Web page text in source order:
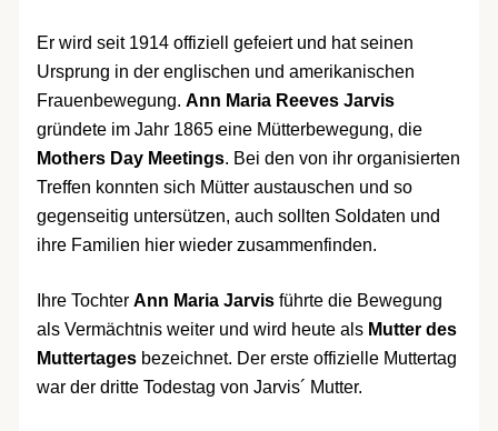
Er wird seit 1914 offiziell gefeiert und hat seinen
Ursprung in der englischen und amerikanischen
Frauenbewegung. Ann Maria Reeves Jarvis
gründete im Jahr 1865 eine Mütterbewegung, die
Mothers Day Meetings. Bei den von ihr organisierten
Treffen konnten sich Mütter austauschen und so
gegenseitig untersützen, auch sollten Soldaten und
ihre Familien hier wieder zusammenfinden.
Ihre Tochter Ann Maria Jarvisführte die Bewegung
als Vermächtnis weiter und wird heute als Mutter des
Muttertagesbezeichnet. Der erste offizielle Muttertag
war der dritte Todestag von Jarvis´ Mutter.